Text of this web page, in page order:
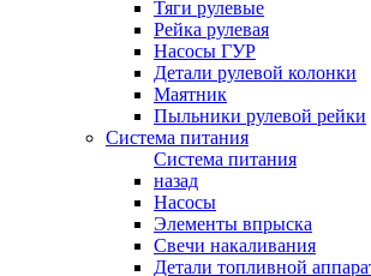
Тяги рулевые
Рейка рулевая
Насосы ГУР
Детали рулевой колонки
Маятник
Пыльники рулевой рейки
Система питания
Система питания
назад
Насосы
Элементы впрыска
Свечи накаливания
Детали топливной